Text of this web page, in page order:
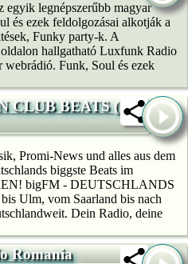
legnépszerűbb magyar
és ezek feldolgozásai alkotják a
Funky party-k. A
hallgatható Luxfunk Radio
webrádió. Funk, Soul és ezek
CLUB BEATS (DJ-
Promi-News und alles aus dem
biggste Beats im
bigFM - DEUTSCHLANDS
Ulm, vom Saarland bis nach
Dein Radio, deine
Romania